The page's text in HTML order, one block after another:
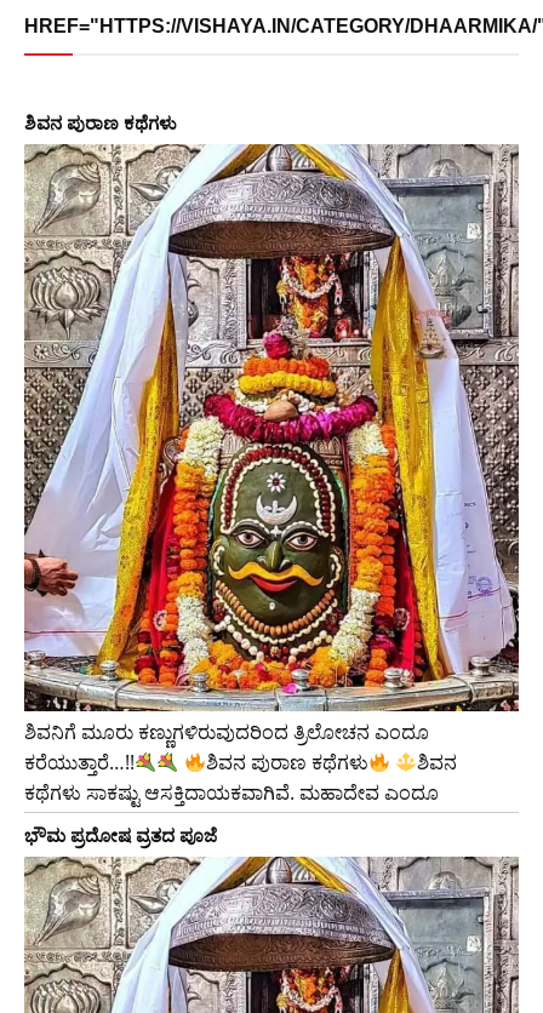
HREF="HTTPS://VISHAYA.IN/CATEGORY/
ಶಿವನ ಪುರಾಣ ಕಥೆಗಳು
ಶಿವನಿಗೆ ಮೂರು ಕಣ್ಣುಗಳಿರುವುದರಿಂದ ತ್ರಿಲೋಚನ ಎಂದೂ
ಕರೆಯುತ್ತಾರೆ…!!
ಶಿವನ ಪುರಾಣ ಕಥೆಗಳು
ಶಿವನ
ಕಥೆಗಳು ಸಾಕಷ್ಟು ಆಸಕ್ತಿದಾಯಕವಾಗಿವೆ. ಮಹಾದೇವ ಎಂದೂ
ಭೌಮ ಪ್ರದೋಷ ವ್ರತದ ಪೂಜೆ